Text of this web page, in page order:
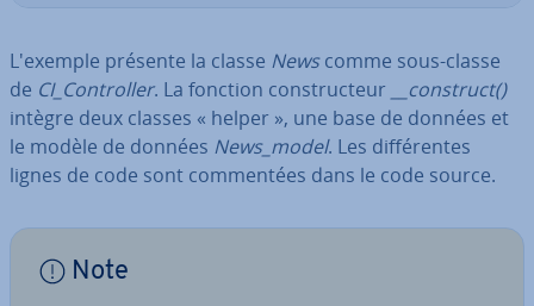
L'exemple présente la classe Newscomme sous-classe
de CI_Con­trol­ler. La fonction cons­truc­teur
__construct()
intègre deux classes « helper », une base de données et
le modèle de données News_model. Les dif­fé­rentes
lignes de code sont com­men­tées dans le code source.
Note